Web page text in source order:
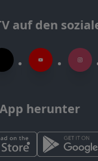
auf den
herunter